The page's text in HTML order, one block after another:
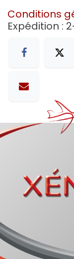
Conditions
Expédition :